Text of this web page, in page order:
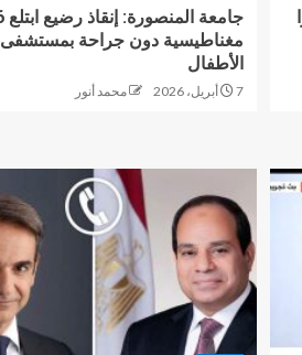
مغناطيسية دون جراحة بمستشفى
الأطفال
7 أبريل، 2026 محمد أنور